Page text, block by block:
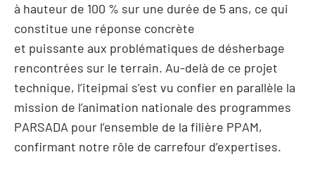
à hauteur de 100 % sur une durée de 5 ans, ce qui
constitue une réponse concrète
et puissante aux problématiques de désherbage
rencontrées sur le terrain. Au-delà de ce projet
technique, l’iteipmai s’est vu confier en parallèle la
mission de l’animation nationale des programmes
PARSADA pour l’ensemble de la filière PPAM,
confirmant notre rôle de carrefour d’expertises.